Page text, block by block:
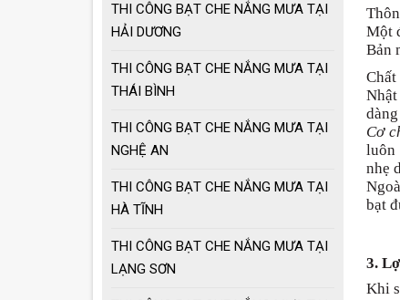
Một
Bản
Nhật
Cơ
luôn
nhẹ
bạt
3.
Khi
THI CÔNG BẠT CHE NẮNG MƯA TẠI
HẢI DƯƠNG
THI CÔNG BẠT CHE NẮNG MƯA TẠI
THÁI BÌNH
THI CÔNG BẠT CHE NẮNG MƯA TẠI
NGHỆ AN
THI CÔNG BẠT CHE NẮNG MƯA TẠI
HÀ TĨNH
THI CÔNG BẠT CHE NẮNG MƯA TẠI
LẠNG SƠN